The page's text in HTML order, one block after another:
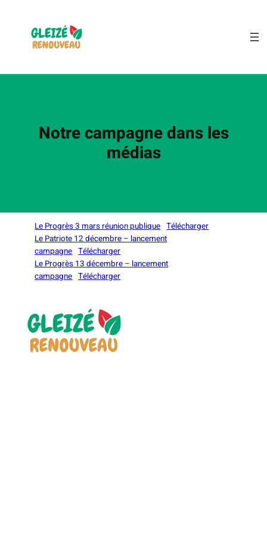
contenu
Notre campagne dans les
médias
Le Progrès 3 mars réunion publique Télécharger
Le Patriote 12 décembre – lancement
campagne Télécharger
Le Progrès 13 décembre – lancement
campagne Télécharger